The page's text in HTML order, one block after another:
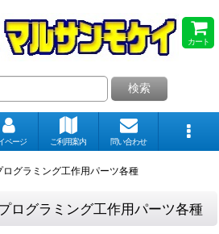
カート
検索
ページ ご利用案内 問い合わせ
グラミング工作用パーツ各種
ログラミング工作用パーツ各種